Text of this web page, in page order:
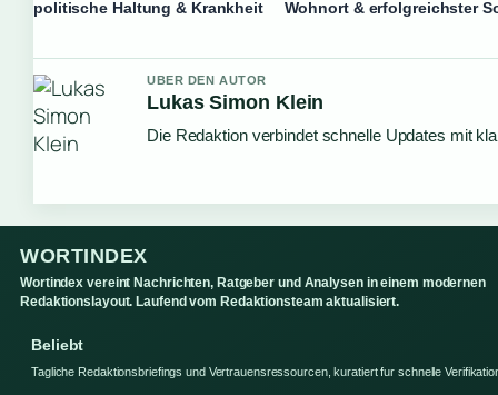
politische Haltung & Krankheit
Wohnort & erfolgreichster
UBER DEN AUTOR
Lukas Simon Klein
Die Redaktion verbindet schnelle Updates mit
WORTINDEX
Wortindex vereint Nachrichten, Ratgeber und Analysen in einem modernen
Redaktionslayout. Laufend vom Redaktionsteam aktualisiert.
Beliebt
Tagliche Redaktionsbriefings und Vertrauensressourcen, kuratiert fur schnelle